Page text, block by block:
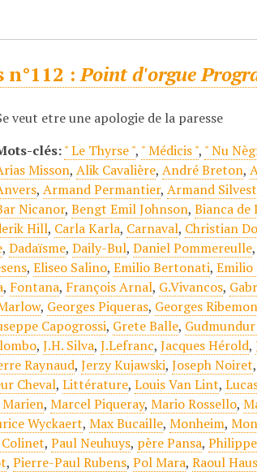
n°112 :Point d'orgue
veut etre une apologie de la paresse
clés:" Le Thyrse ", " Médicis ", " Nu
Misson,Alik Cavalière,André Breton,
,Armand Permantier,Armand
Nicanor,Bengt Emil Johnson,Bianca de
Hill, Carla Karla, Carnaval, Christian
,Dadaïsme,Daily-Bul,Daniel Pommereulle
,Eliseo Salino,Emilio Bertonati,Emilio
, Fontana, François Arnal, G.Vivancos,
, Georges Piqueras, Georges
Capogrossi, Grete Balle,
,J.H. Silva,J.Lefranc,Jacques Hérold,
Raynaud,Jerzy Kujawski,Joseph Noiret
Cheval,Littérature,Louis Van Lint,
,Marcel Piqueray,Mario Rossello,
Wyckaert,Max Bucaille,Monheim,
,Paul Neuhuys, père Pansa,
,Pierre-Paul Rubens,Pol Mara,Raoul